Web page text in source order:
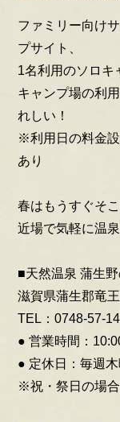
ファミリー向け
プサイト、
1名利用のソロキ
キャンプ場の利
れしい！
※利用日の料金
あり
春はもうすぐそこ
近場で気軽に温
■天然温泉 蒲生
滋賀県蒲生郡竜
TEL：0748-57-
● 営業時間：
● 定休日：毎週木
※祝・祭日の場